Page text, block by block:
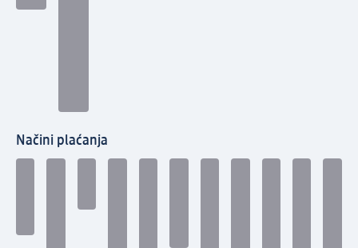
Načini plaćanja